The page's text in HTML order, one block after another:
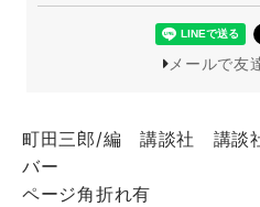
メールで友
町田三郎/編 講談社 講
バー
ページ角折れ有